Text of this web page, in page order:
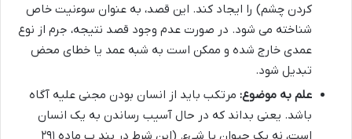
کردن چشم) را ایجاد کند. این قصد، به عنوان سوءنیت خاص
شناخته می شود. در صورت عدم وجود قصد نتیجه، جرم از نوع
عمدی خارج شده و ممکن است به شبه عمد یا خطای محض
تبدیل شود.
علم به موضوع: مرتکب باید از انسان بودن مجنی علیه آگاه
باشد. یعنی بداند که در حال آسیب رساندن به یک انسان
است، نه یک حیوان یا شیء. (این شرط در بند ب ماده ۲۹۱